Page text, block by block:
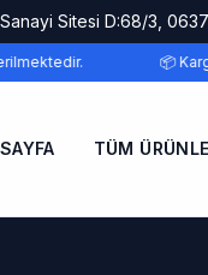
Sitesi D:68/3,
📦
TÜM